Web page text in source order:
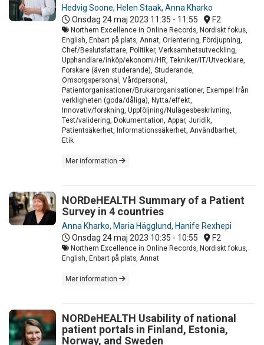
Hedvig Soone, Helen Staak, Anna Kharko
Onsdag 24 maj 2023 11:35 - 11:55 F2
Northern Excellence in Online Records, Nordiskt fokus,
English, Enbart på plats, Annat, Orientering, Fördjupning,
Chef/Beslutsfattare, Politiker, Verksamhetsutveckling,
Upphandlare/inköp/ekonomi/HR, Tekniker/IT/Utvecklare,
Forskare (även studerande), Studerande,
Omsorgspersonal, Vårdpersonal,
Patientorganisationer/Brukarorganisationer, Exempel från
verkligheten (goda/dåliga), Nytta/effekt,
Innovativ/forskning, Uppföljning/Nulägesbeskrivning,
Test/validering, Dokumentation, Appar, Juridik,
Patientsäkerhet, Informationssäkerhet, Användbarhet,
Etik
Mer information
NORDeHEALTH Summary of a Patient
Survey in 4 countries
Anna Kharko, Maria Hägglund, Hanife Rexhepi
Onsdag 24 maj 2023 10:35 - 10:55 F2
Northern Excellence in Online Records, Nordiskt fokus,
English, Enbart på plats, Annat
Mer information
NORDeHEALTH Usability of national
patient portals in Finland, Estonia,
Norway, and Sweden